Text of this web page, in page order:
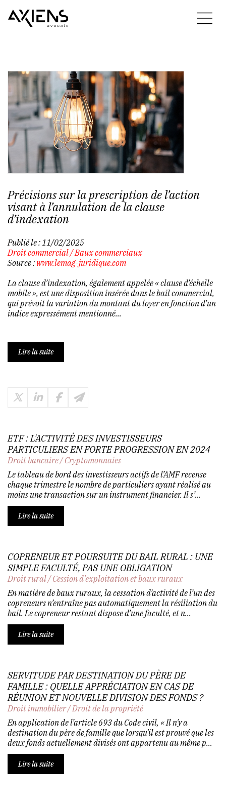
Précisions sur la prescription de l’action
visant à l’annulation de la clause
d’indexation
Publié le : 11/02/2025
Droit commercial/Baux commerciaux
Source : www.lemag-juridique.com
La clause d’indexation, également appelée « clause d’échelle
mobile », est une disposition insérée dans le bail commercial,
qui prévoit la variation du montant du loyer en fonction d’un
indice expressément mentionné...
Lire la suite
ETF : L'ACTIVITÉ DES INVESTISSEURS
PARTICULIERS EN FORTE PROGRESSION EN 2024
Droit bancaire/Cryptomonnaies
Le tableau de bord des investisseurs actifs de l’AMF recense
chaque trimestre le nombre de particuliers ayant réalisé au
moins une transaction sur un instrument financier. Il s’...
Lire la suite
COPRENEUR ET POURSUITE DU BAIL RURAL : UNE
SIMPLE FACULTÉ, PAS UNE OBLIGATION
Droit rural/Cession d'exploitation et baux ruraux
En matière de baux ruraux, la cessation d’activité de l’un des
copreneurs n’entraîne pas automatiquement la résiliation du
bail. Le copreneur restant dispose d’une faculté, et n...
Lire la suite
SERVITUDE PAR DESTINATION DU PÈRE DE
FAMILLE : QUELLE APPRÉCIATION EN CAS DE
RÉUNION ET NOUVELLE DIVISION DES FONDS ?
Droit immobilier/Droit de la propriété
En application de l’article 693 du Code civil, « Il n'y a
destination du père de famille que lorsqu'il est prouvé que les
deux fonds actuellement divisés ont appartenu au même p...
Lire la suite